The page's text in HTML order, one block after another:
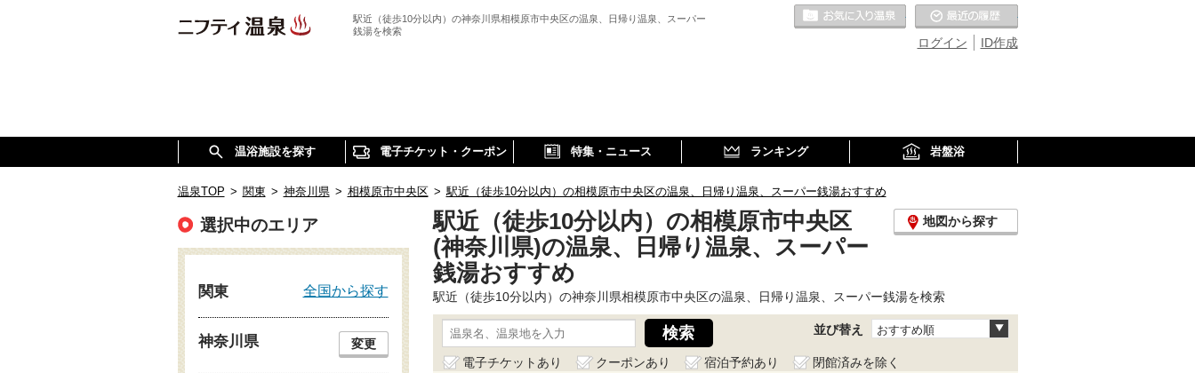
駅近（徒歩10分以内）の神奈川県相模原市中央区の温泉、日帰り温泉、スーパー
銭湯を検索
ID作成
ログイン
お気に入りの温泉
温浴施設を探す 電子チケット・クーポン 特集・ニュース ランキング 岩盤浴
温泉TOP > 関東 > 神奈川県 > 相模原市中央区 > 駅近（徒歩10分以内）の相模原市中央区の温泉、日帰り温泉、スーパー銭湯おすすめ
駅近（徒歩10分以内）の相模原市中央区
(神奈川県)の温泉、日帰り温泉、スーパー
銭湯おすすめ
地図から探す
駅近（徒歩10分以内）の神奈川県相模原市中央区の温泉、日帰り温泉、スーパー銭湯を検索
並び替え おすすめ順
電子チケットあり クーポンあり 宿泊予約あり
閉館済みを除く
選択中のエリア
関東 全国から探す
神奈川県 変更